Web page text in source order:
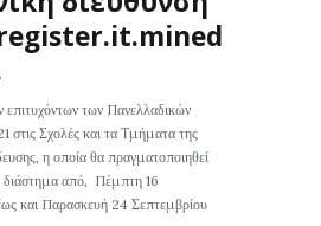
επιτυχόντων των Πανελλαδικών
στις Σχολές και τα Τμήματα της
η οποία θα πραγματοποιηθεί
διάστημα από, Πέμπτη 16
και Παρασκευή 24 Σεπτεμβρίου